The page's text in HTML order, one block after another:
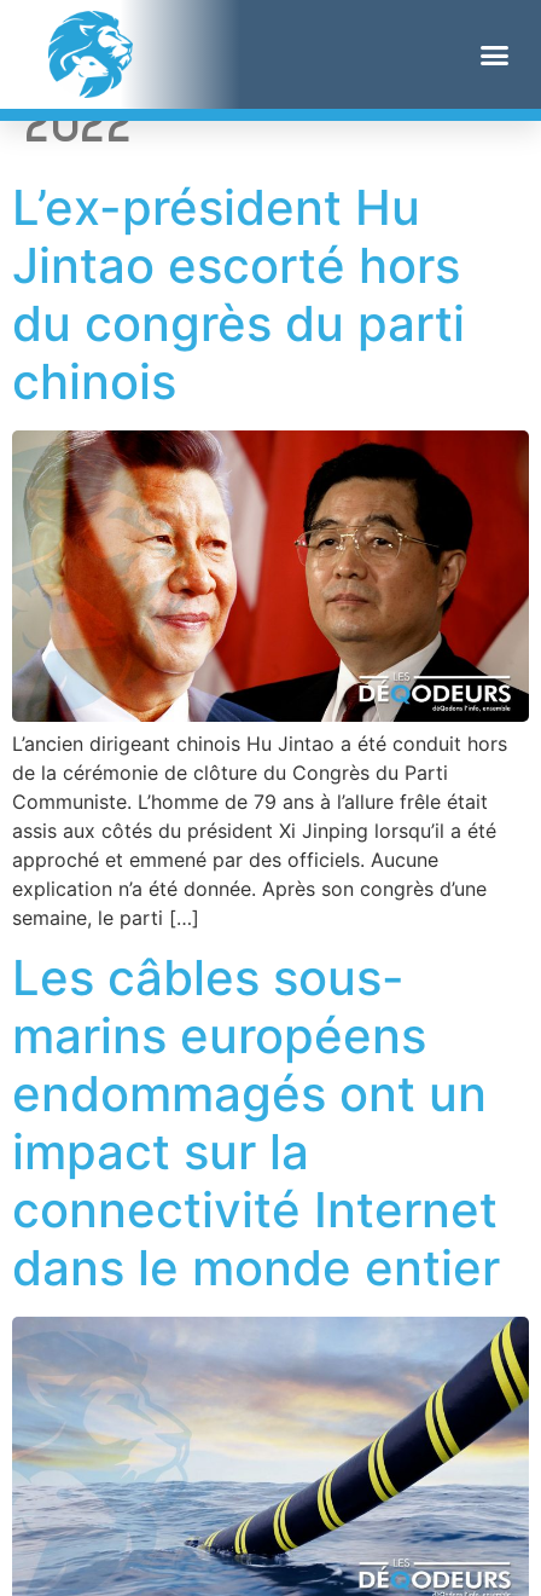
Jour :
2022
L’ex-président Hu
Jintao escorté hors
du congrès du parti
chinois
L’ancien dirigeant chinois Hu Jintao a été conduit hors
de la cérémonie de clôture du Congrès du Parti
Communiste. L’homme de 79 ans à l’allure frêle était
assis aux côtés du président Xi Jinping lorsqu’il a été
approché et emmené par des officiels. Aucune
explication n’a été donnée. Après son congrès d’une
semaine, le parti […]
Les câbles sous-
marins européens
endommagés ont un
impact sur la
connectivité Internet
dans le monde entier